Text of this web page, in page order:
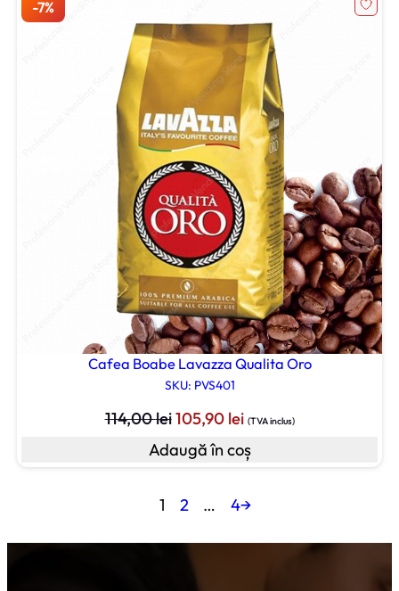
Cafea Boabe Lavazza Qualita Oro
SKU: PVS401
114,00leiPrețul
inițial
a
114,00 lei.
105,90 leiPrețul
este:
(TVA inclus)
Adaugă în coș
1 2 … 4→